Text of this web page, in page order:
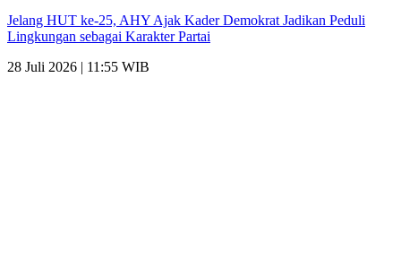
Jelang HUT ke-25, AHY Ajak Kader Demokrat Jadikan Peduli
Lingkungan sebagai Karakter Partai
28 Juli 2026 | 11:55 WIB